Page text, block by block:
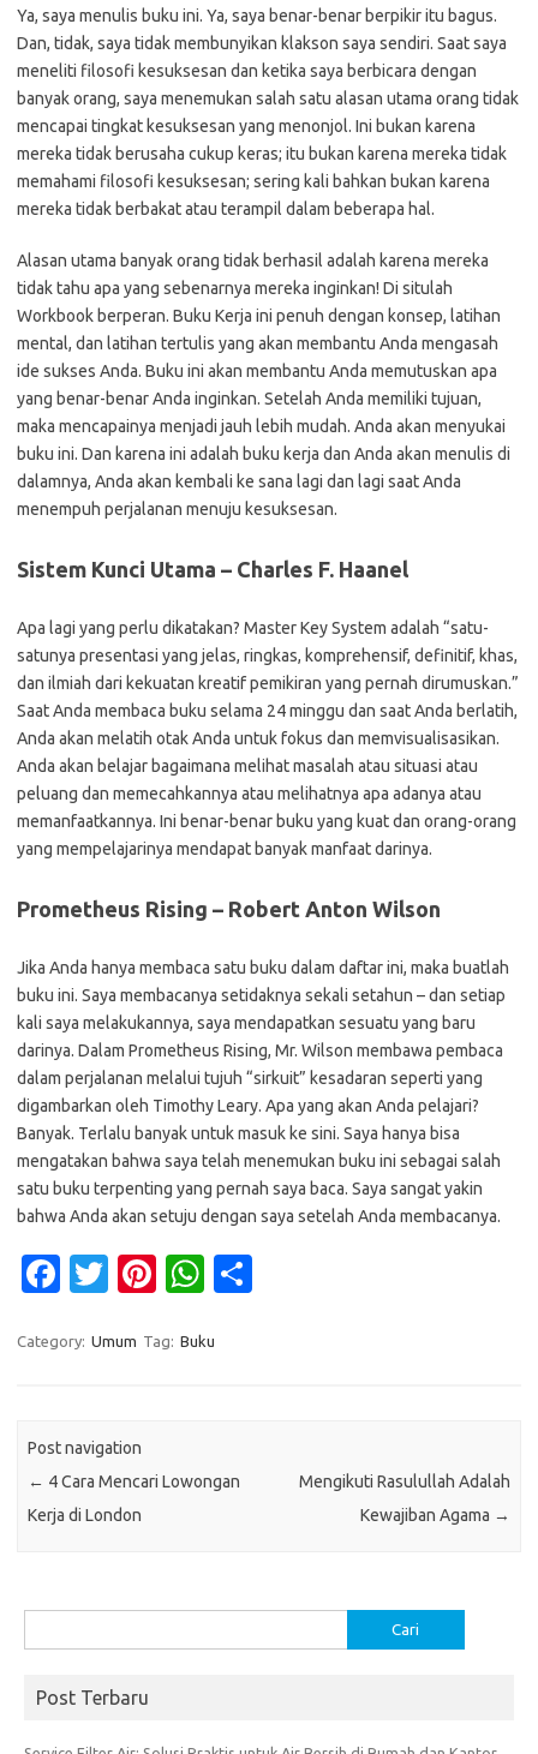
Ya, saya menulis buku ini. Ya, saya benar-benar berpikir itu bagus.
Dan, tidak, saya tidak membunyikan klakson saya sendiri. Saat saya
meneliti filosofi kesuksesan dan ketika saya berbicara dengan
banyak orang, saya menemukan salah satu alasan utama orang tidak
mencapai tingkat kesuksesan yang menonjol. Ini bukan karena
mereka tidak berusaha cukup keras; itu bukan karena mereka tidak
memahami filosofi kesuksesan; sering kali bahkan bukan karena
mereka tidak berbakat atau terampil dalam beberapa hal.
Alasan utama banyak orang tidak berhasil adalah karena mereka
tidak tahu apa yang sebenarnya mereka inginkan! Di situlah
Workbook berperan. Buku Kerja ini penuh dengan konsep, latihan
mental, dan latihan tertulis yang akan membantu Anda mengasah
ide sukses Anda. Buku ini akan membantu Anda memutuskan apa
yang benar-benar Anda inginkan. Setelah Anda memiliki tujuan,
maka mencapainya menjadi jauh lebih mudah. Anda akan menyukai
buku ini. Dan karena ini adalah buku kerja dan Anda akan menulis di
dalamnya, Anda akan kembali ke sana lagi dan lagi saat Anda
menempuh perjalanan menuju kesuksesan.
Sistem Kunci Utama – Charles F. Haanel
Apa lagi yang perlu dikatakan? Master Key System adalah “satu-
satunya presentasi yang jelas, ringkas, komprehensif, definitif, khas,
dan ilmiah dari kekuatan kreatif pemikiran yang pernah dirumuskan.”
Saat Anda membaca buku selama 24 minggu dan saat Anda berlatih,
Anda akan melatih otak Anda untuk fokus dan memvisualisasikan.
Anda akan belajar bagaimana melihat masalah atau situasi atau
peluang dan memecahkannya atau melihatnya apa adanya atau
memanfaatkannya. Ini benar-benar buku yang kuat dan orang-orang
yang mempelajarinya mendapat banyak manfaat darinya.
Prometheus Rising – Robert Anton Wilson
Jika Anda hanya membaca satu buku dalam daftar ini, maka buatlah
buku ini. Saya membacanya setidaknya sekali setahun – dan setiap
kali saya melakukannya, saya mendapatkan sesuatu yang baru
darinya. Dalam Prometheus Rising, Mr. Wilson membawa pembaca
dalam perjalanan melalui tujuh “sirkuit” kesadaran seperti yang
digambarkan oleh Timothy Leary. Apa yang akan Anda pelajari?
Banyak. Terlalu banyak untuk masuk ke sini. Saya hanya bisa
mengatakan bahwa saya telah menemukan buku ini sebagai salah
satu buku terpenting yang pernah saya baca. Saya sangat yakin
bahwa Anda akan setuju dengan saya setelah Anda membacanya.
Fa
e
o
k
T
it
Pi
er
W
at
p
Category: Umum Tag: Buku
Post navigation
← 4 Cara Mencari Lowongan
Kerja di London
Mengikuti Rasulullah Adalah
Kewajiban Agama →
untuk:
Post Terbaru